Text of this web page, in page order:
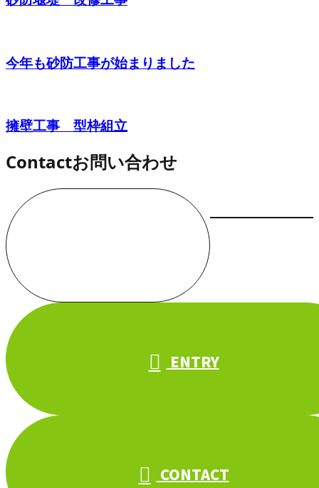
今年も砂防工事が始まりました
擁壁工事 型枠組立
Contactお問い合わせ
000-000-0000
ENTRY
CONTACT